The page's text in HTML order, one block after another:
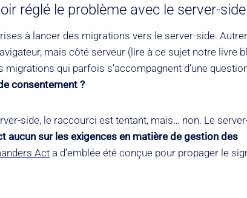
réglé le problème avec le server-side
à lancer des migrations vers le server-side.
mais côté serveur (lire à ce sujet notre livre
migrations qui parfois s’accompagnent d’une
consentement ?
side, le raccourci est tentant, mais… non. Le
aucun sur les exigences en matière de gestion des
Act a d’emblée été conçue pour propager le